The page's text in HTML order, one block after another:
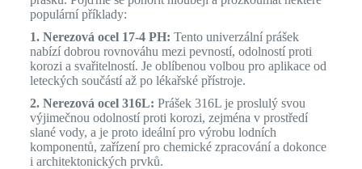
populární příklady:
1. Nerezová ocel 17-4 PH: Tento univerzální prášek
nabízí dobrou rovnováhu mezi pevností, odolností proti
korozi a svařitelností. Je oblíbenou volbou pro aplikace od
leteckých součástí až po lékařské přístroje.
2. Nerezová ocel 316L: Prášek 316L je proslulý svou
výjimečnou odolností proti korozi, zejména v prostředí
slané vody, a je proto ideální pro výrobu lodních
komponentů, zařízení pro chemické zpracování a dokonce
i architektonických prvků.